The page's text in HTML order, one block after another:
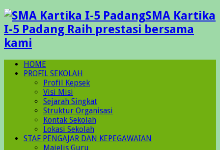
SMA Kartika
I-5 Padang Raih prestasi bersama
kami
HOME
PROFIL SEKOLAH
Profil Kepsek
Visi Misi
Sejarah Singkat
Struktur Organisasi
Kontak Sekolah
Lokasi Sekolah
STAF PENGAJAR DAN KEPEGAWAIAN
Majelis Guru